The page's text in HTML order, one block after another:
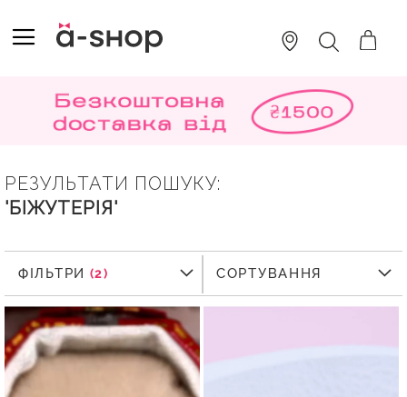
TO
CONTENT
ПОШУК
РЕЗУЛЬТАТИ ПОШУКУ:
'БІЖУТЕРІЯ'
ФІЛЬТРИ
ФІЛЬТРИ СОРТУВАННЯ